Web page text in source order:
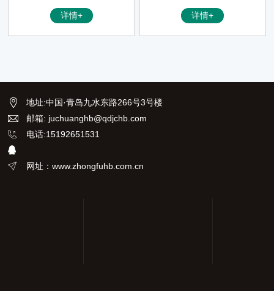
使用寿命长、维护成本低等特
点，其产品性能及主要技术指标
不可或缺的分析测试工具。
详情+
算机联机使用，操作更便捷。其
采用了国产TGS为接收器，优点
不可缺少的分析测试仪器。
详情+
地址:中国·青岛九水东路266号3号楼
邮箱: juchuanghb@qdjchb.com
电话:15192651531
网址：www.zhongfuhb.com.cn